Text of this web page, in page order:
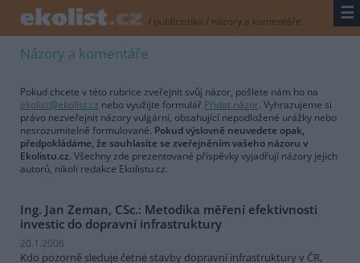
/ publicistika / názory a komentáře ☰
Názory a komentáře
Pokud chcete v této rubrice zveřejnit svůj názor, pošlete nám ho na
ekolist@ekolist.cz nebo využijte formulář Přidat názor. Vyhrazujeme si
právo nezveřejnit názory vulgární, obsahující nepodložené urážky nebo
nesrozumitelně formulované. Pokud výslovně neuvedete opak,
předpokládáme, že souhlasíte se zveřejněním vašeho názoru v
Ekolistu.cz. Všechny zde prezentované příspěvky vyjadřují názory jejich
autorů, nikoli redakce Ekolistu.cz.
Ing. Jan Zeman, CSc.: Metodika měření efektivnosti
investic do dopravní infrastruktury
20.1.2006
Kdo pozorně sleduje četné stavby dopravní infrastruktury v ČR,